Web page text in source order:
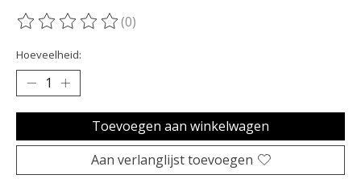
De beoordeling van dit product is
(0)
Hoeveelheid:
Toevoegen aan winkelwagen
Aan verlanglijst toevoegen